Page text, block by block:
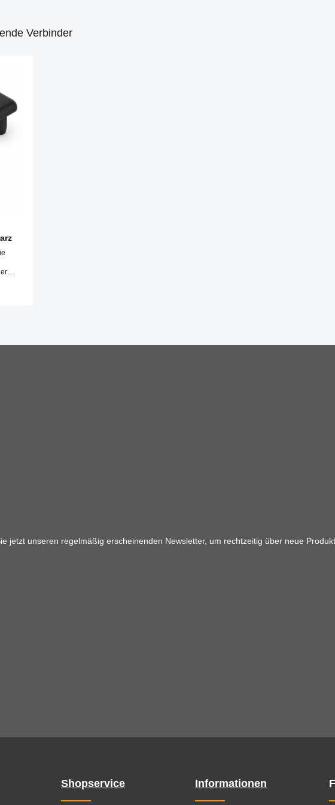
Verbinder
jetzt unseren regelmäßig erscheinenden Newsletter, um rechtzeitig über neue
Shopservice Informationen